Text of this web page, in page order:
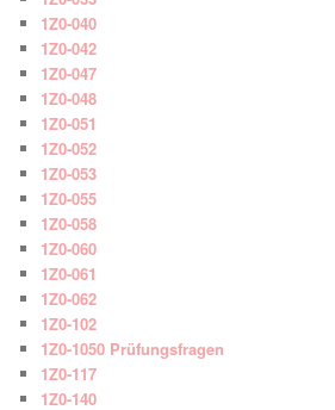
1Z0-040
1Z0-042
1Z0-047
1Z0-048
1Z0-051
1Z0-052
1Z0-053
1Z0-055
1Z0-058
1Z0-060
1Z0-061
1Z0-062
1Z0-102
1Z0-1050 Prüfungsfragen
1Z0-117
1Z0-140